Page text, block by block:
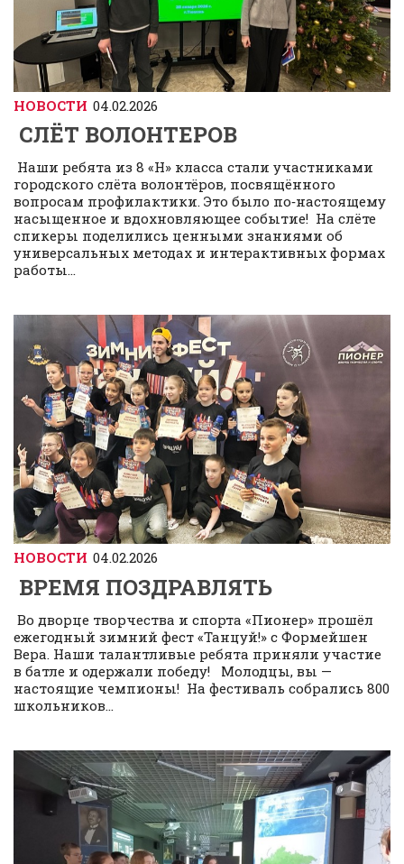
НОВОСТИ 04.02.2026
СЛЁТ ВОЛОНТЕРОВ
Наши ребята из 8 «Н» класса стали участниками
городского слёта волонтёров, посвящённого
вопросам профилактики. Это было по‑настоящему
насыщенное и вдохновляющее событие! На слёте
спикеры поделились ценными знаниями об
универсальных методах и интерактивных формах
работы...
НОВОСТИ 04.02.2026
ВРЕМЯ ПОЗДРАВЛЯТЬ
Во дворце творчества и спорта «Пионер» прошёл
ежегодный зимний фест «Танцуй!» с Формейшен
Вера. Наши талантливые ребята приняли участие
в батле и одержали победу! Молодцы, вы —
настоящие чемпионы! На фестиваль собрались 800
школьников...